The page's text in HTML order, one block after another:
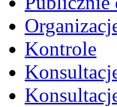
Kontrole